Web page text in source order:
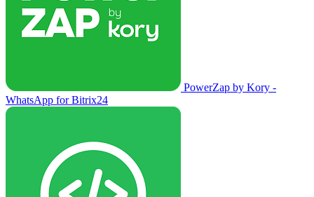
PowerZap by Kory -
WhatsApp for Bitrix24